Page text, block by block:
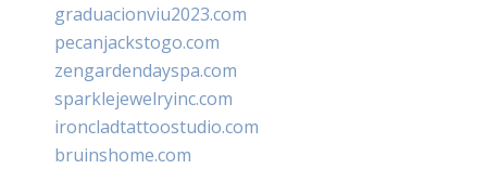
graduacionviu2023.com
pecanjackstogo.com
zengardendayspa.com
sparklejewelryinc.com
ironcladtattoostudio.com
bruinshome.com